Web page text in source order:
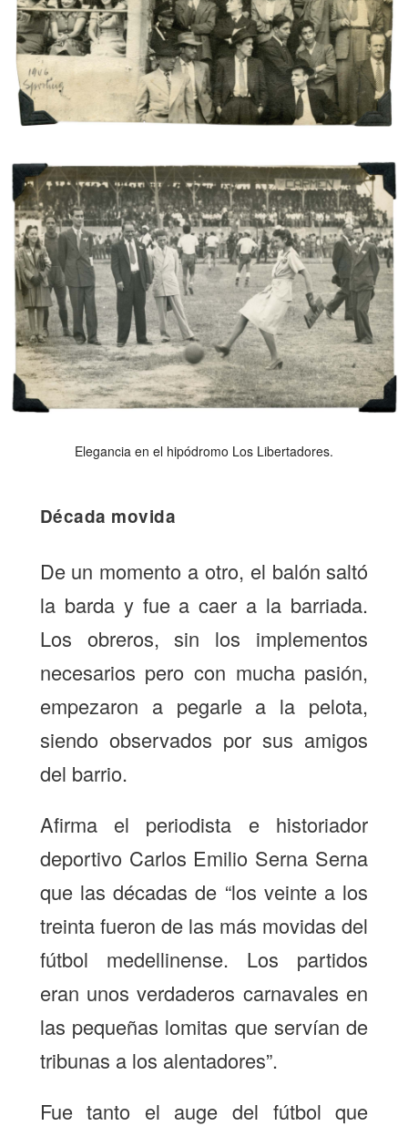
Elegancia en el hipódromo Los Libertadores.
Década movida
De un momento a otro, el balón saltó
la barda y fue a caer a la barriada.
Los obreros, sin los implementos
necesarios pero con mucha pasión,
empezaron a pegarle a la pelota,
siendo observados por sus amigos
del barrio.
Afirma el periodista e historiador
deportivo Carlos Emilio Serna Serna
que las décadas de “los veinte a los
treinta fueron de las más movidas del
fútbol medellinense. Los partidos
eran unos verdaderos carnavales en
las pequeñas lomitas que servían de
tribunas a los alentadores”.
Fue tanto el auge del fútbol que